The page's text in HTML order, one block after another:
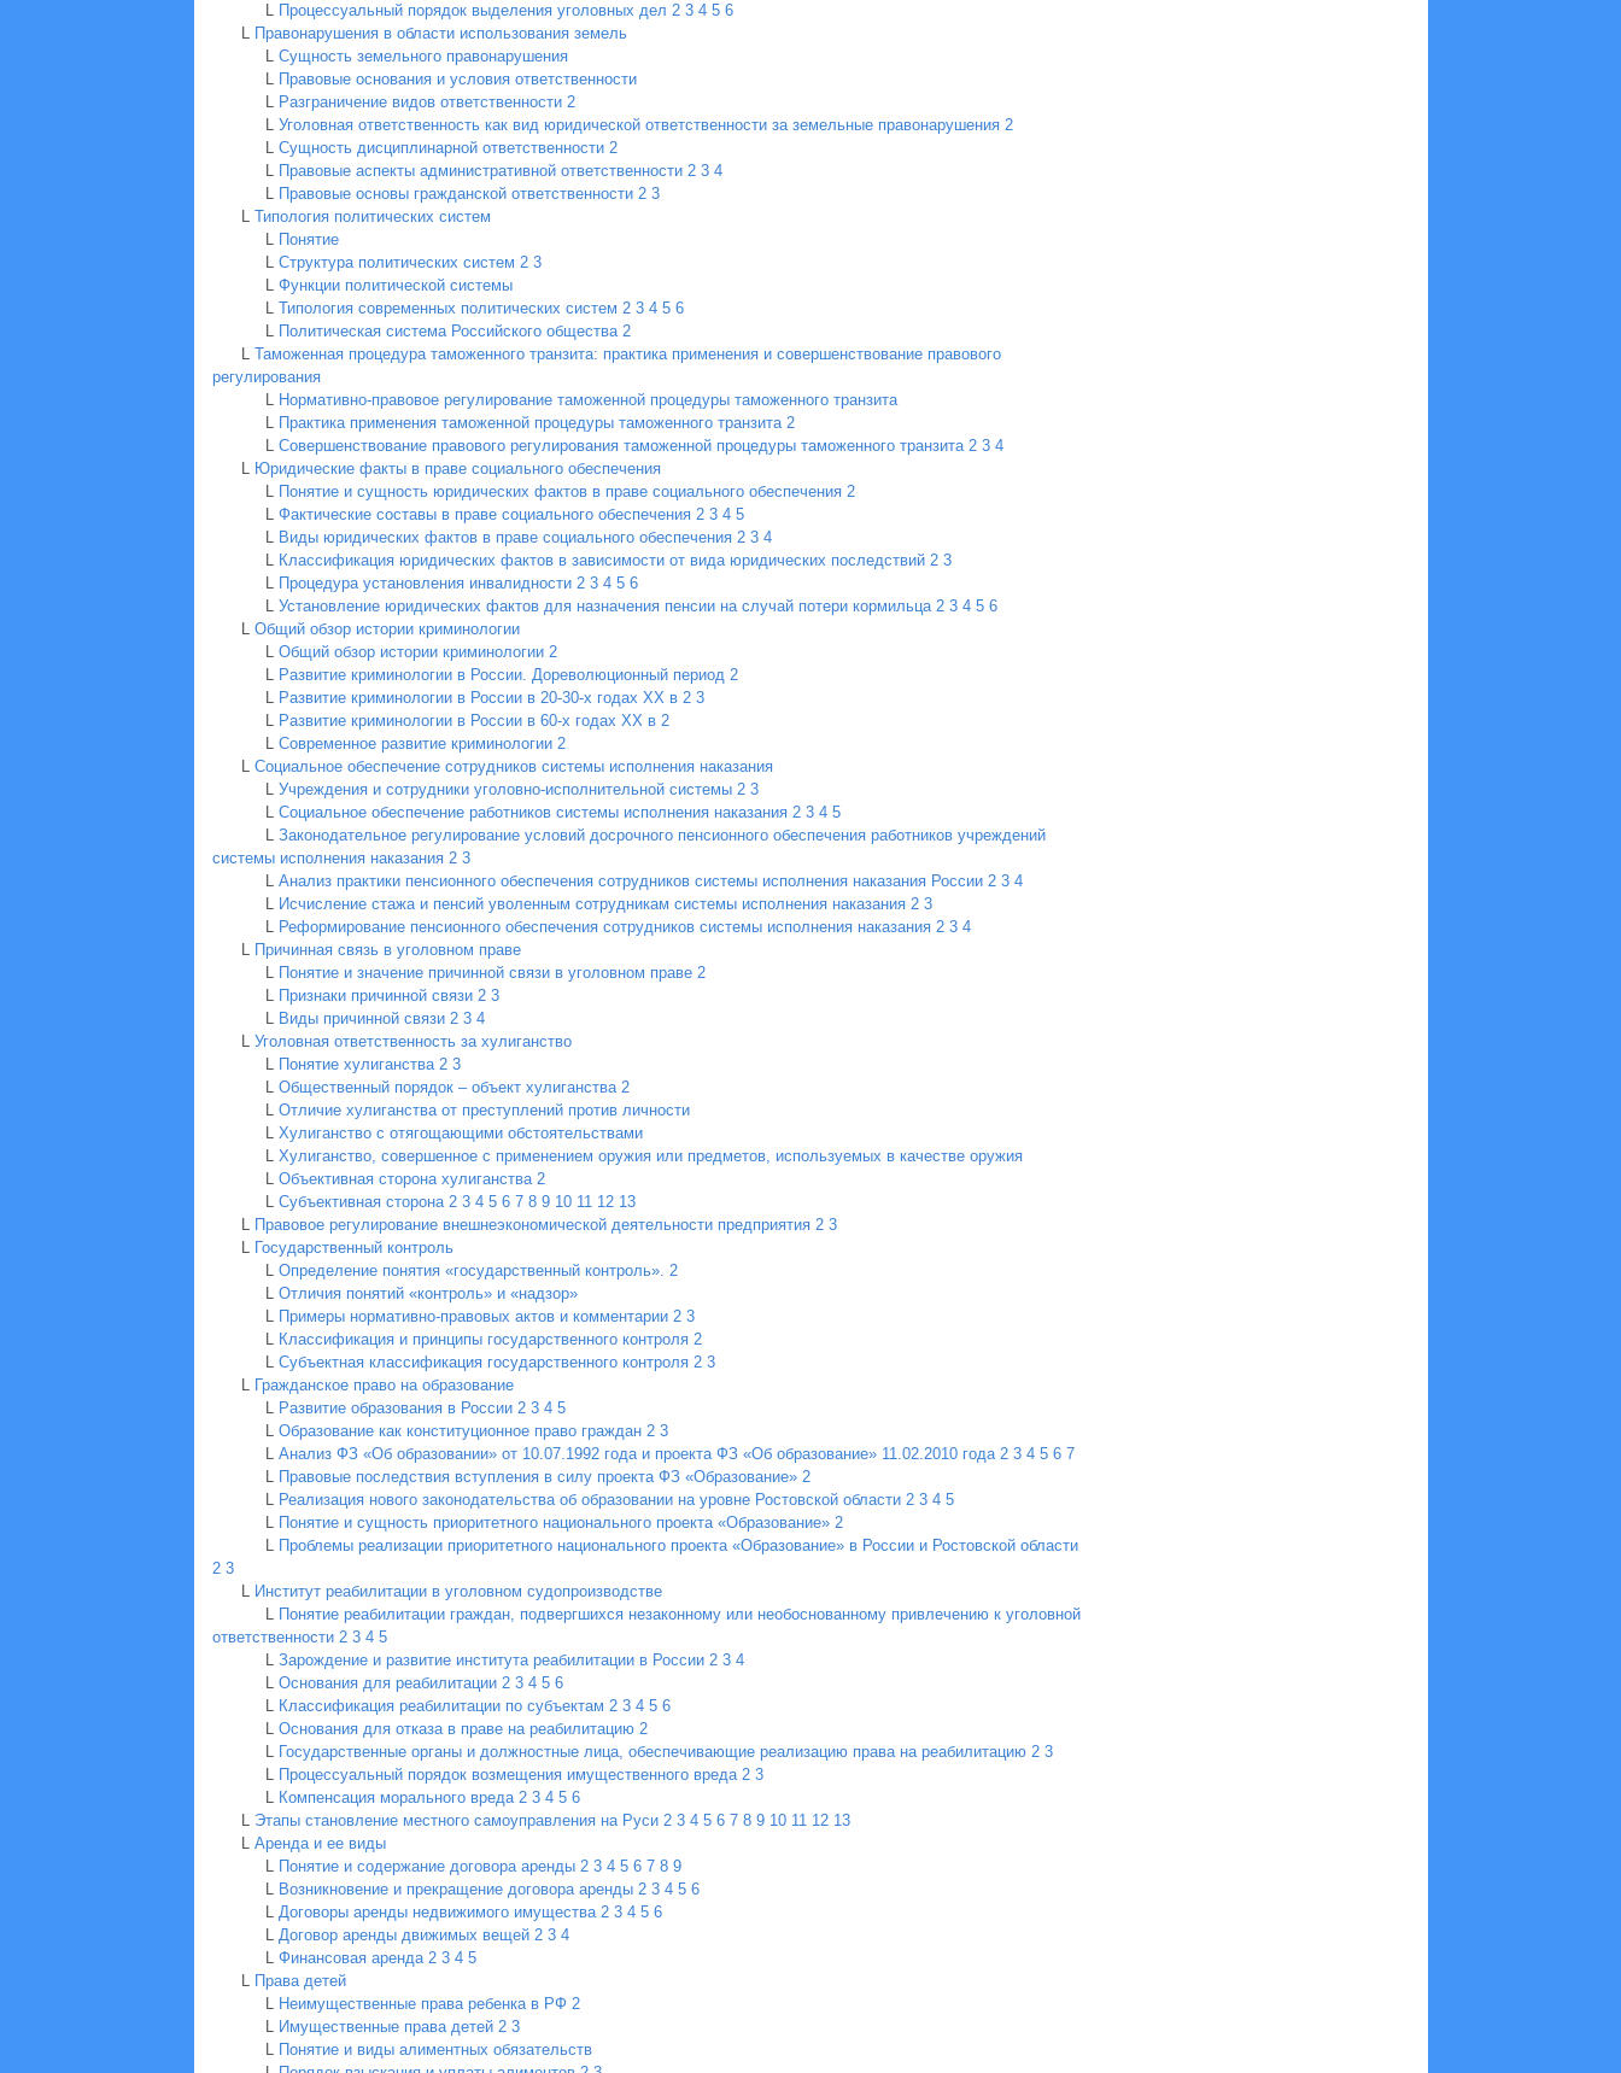
L Процессуальный порядок выделения уголовных дел 2 3 4 5 6
L Правонарушения в области использования земель
L Сущность земельного правонарушения
L Правовые основания и условия ответственности
L Разграничение видов ответственности 2
L Уголовная ответственность как вид юридической ответственности за земельные правонарушения 2
L Сущность дисциплинарной ответственности 2
L Правовые аспекты административной ответственности 2 3 4
L Правовые основы гражданской ответственности 2 3
L Типология политических систем
L Понятие
L Структура политических систем 2 3
L Функции политической системы
L Типология современных политических систем 2 3 4 5 6
L Политическая система Российского общества 2
L Таможенная процедура таможенного транзита: практика применения и совершенствование правового
регулирования
L Нормативно-правовое регулирование таможенной процедуры таможенного транзита
L Практика применения таможенной процедуры таможенного транзита 2
L Cовершенствование правового регулирования таможенной процедуры таможенного транзита 2 3 4
L Юридические факты в праве социального обеспечения
L Понятие и сущность юридических фактов в праве социального обеспечения 2
L Фактические составы в праве социального обеспечения 2 3 4 5
L Виды юридических фактов в праве социального обеспечения 2 3 4
L Классификация юридических фактов в зависимости от вида юридических последствий 2 3
L Процедура установления инвалидности 2 3 4 5 6
L Установление юридических фактов для назначения пенсии на случай потери кормильца 2 3 4 5 6
L Общий обзор истории криминологии
L Общий обзор истории криминологии 2
L Развитие криминологии в России. Дореволюционный период 2
L Развитие криминологии в России в 20-30-х годах XX в 2 3
L Развитие криминологии в России в 60-х годах XX в 2
L Современное развитие криминологии 2
L Социальное обеспечение сотрудников системы исполнения наказания
L Учреждения и сотрудники уголовно-исполнительной системы 2 3
L Социальное обеспечение работников системы исполнения наказания 2 3 4 5
L Законодательное регулирование условий досрочного пенсионного обеспечения работников учреждений
системы исполнения наказания 2 3
L Анализ практики пенсионного обеспечения сотрудников системы исполнения наказания России 2 3 4
L Исчисление стажа и пенсий уволенным сотрудникам системы исполнения наказания 2 3
L Реформирование пенсионного обеспечения сотрудников системы исполнения наказания 2 3 4
L Причинная связь в уголовном праве
L Понятие и значение причинной связи в уголовном праве 2
L Признаки причинной связи 2 3
L Виды причинной связи 2 3 4
L Уголовная ответственность за хулиганство
L Понятие хулиганства 2 3
L Общественный порядок – объект хулиганства 2
L Отличие хулиганства от преступлений против личности
L Хулиганство с отягощающими обстоятельствами
L Хулиганство, совершенное с применением оружия или предметов, используемых в качестве оружия
L Объективная сторона хулиганства 2
L Субъективная сторона 2 3 4 5 6 7 8 9 10 11 12 13
L Правовое регулирование внешнеэкономической деятельности предприятия 2 3
L Государственный контроль
L Определение понятия «государственный контроль». 2
L Отличия понятий «контроль» и «надзор»
L Примеры нормативно-правовых актов и комментарии 2 3
L Классификация и принципы государственного контроля 2
L Субъектная классификация государственного контроля 2 3
L Гражданское право на образование
L Развитие образования в России 2 3 4 5
L Образование как конституционное право граждан 2 3
L Анализ ФЗ «Об образовании» от 10.07.1992 года и проекта ФЗ «Об образование» 11.02.2010 года 2 3 4 5 6 7
L Правовые последствия вступления в силу проекта ФЗ «Образование» 2
L Реализация нового законодательства об образовании на уровне Ростовской области 2 3 4 5
L Понятие и сущность приоритетного национального проекта «Образование» 2
L Проблемы реализации приоритетного национального проекта «Образование» в России и Ростовской области
2 3
L Институт реабилитации в уголовном судопроизводстве
L Понятие реабилитации граждан, подвергшихся незаконному или необоснованному привлечению к уголовной
ответственности 2 3 4 5
L Зарождение и развитие института реабилитации в России 2 3 4
L Основания для реабилитации 2 3 4 5 6
L Классификация реабилитации по субъектам 2 3 4 5 6
L Основания для отказа в праве на реабилитацию 2
L Государственные органы и должностные лица, обеспечивающие реализацию права на реабилитацию 2 3
L Процессуальный порядок возмещения имущественного вреда 2 3
L Компенсация морального вреда 2 3 4 5 6
L Этапы становление местного самоуправления на Руси 2 3 4 5 6 7 8 9 10 11 12 13
L Аренда и ее виды
L Понятие и содержание договора аренды 2 3 4 5 6 7 8 9
L Возникновение и прекращение договора аренды 2 3 4 5 6
L Договоры аренды недвижимого имущества 2 3 4 5 6
L Договор аренды движимых вещей 2 3 4
L Финансовая аренда 2 3 4 5
L Права детей
L Неимущественные права ребенка в РФ 2
L Имущественные права детей 2 3
L Понятие и виды алиментных обязательств